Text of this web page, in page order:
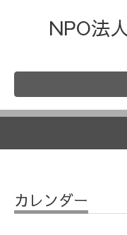
NPO法
カレンダー